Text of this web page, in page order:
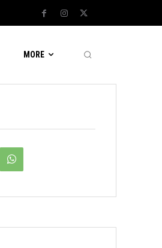
MORE